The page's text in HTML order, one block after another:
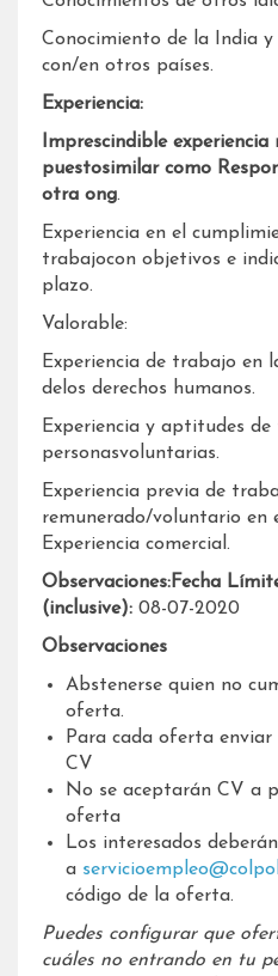
Conocimiento de la India y
con/en otros países.
Experiencia:
Imprescindible
puestosimilar como
otra ong.
Experiencia en el
trabajocon objetivos e
plazo.
Valorable:
Experiencia de trabajo en
delos derechos humanos.
Experiencia y aptitudes
personasvoluntarias.
Experiencia previa de
remunerado/voluntario en
Experiencia comercial.
Observaciones:Fecha
(inclusive): 08-07-2020
Observaciones
Abstenerse quien no
oferta.
Para cada oferta
CV
No se aceptarán CV a
oferta
Los interesados
a
código de la oferta.
Puedes configurar que
cuáles no entrando en tu